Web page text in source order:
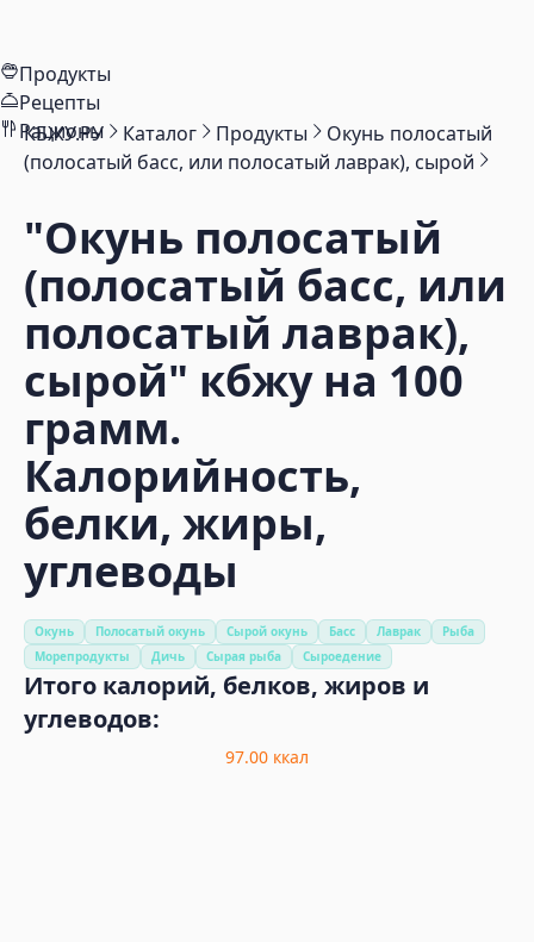
Продукты
Рецепты
Рационы
КБЖУ.РУ Каталог Продукты
Окунь полосатый
(полосатый басс, или полосатый лаврак), сырой
"Окунь полосатый
(полосатый басс, или
полосатый лаврак),
сырой" кбжу на 100
грамм.
Калорийность,
белки, жиры,
углеводы
Окунь Полосатый окунь Сырой окунь Басс Лаврак
Рыба
Морепродукты
Дичь Сырая рыба Сыроедение
Итого калорий, белков, жиров и
углеводов:
97.00 ккал